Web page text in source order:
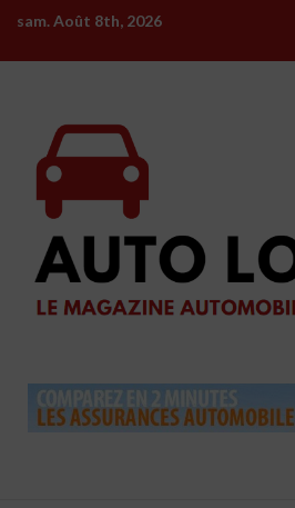
content
sam. Août 8th, 2026